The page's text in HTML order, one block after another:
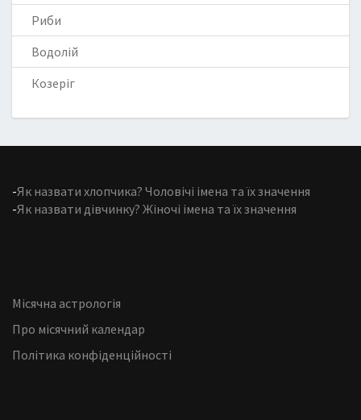
Риби
Водолій
Козеріг
-Як назвати хлопчика? Чоловічі імена та їх значення
-Як назвати дівчинку? Жіночі імена та їх значення
Місячна астрологія
Про місячний календар
Політика конфіденційності